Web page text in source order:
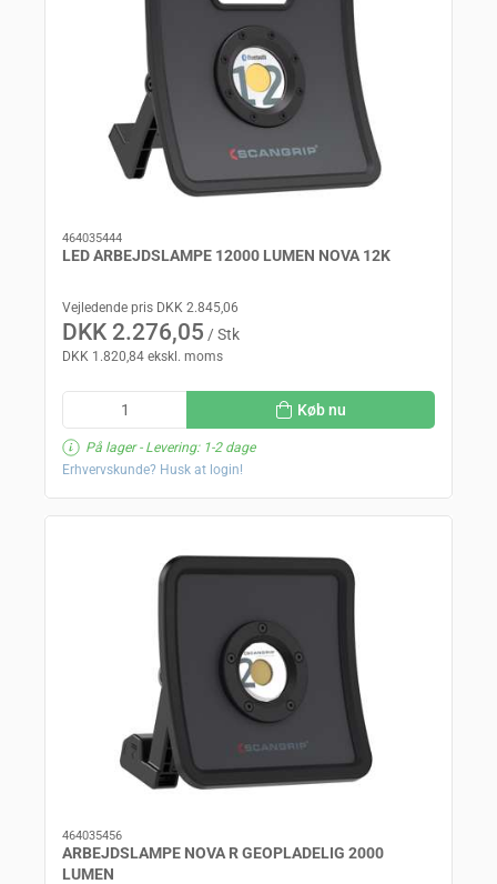
464035444
LED ARBEJDSLAMPE 12000 LUMEN NOVA 12K
Vejledende pris DKK 2.845,06
DKK 2.276,05 / Stk
DKK 1.820,84 ekskl. moms
Køb nu
På lager- Levering: 1-2 dage
Erhvervskunde? Husk at login!
464035456
ARBEJDSLAMPE NOVA R GEOPLADELIG 2000
LUMEN